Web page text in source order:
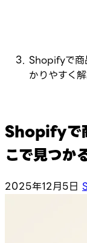
Shopifyで商
かりやすく
Shopifyで
こで見つか
2025年12月5日